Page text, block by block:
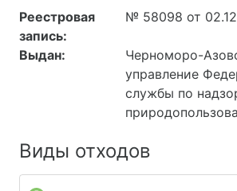
Реестровая
запись:
№ 58098 от
Выдан:
Черноморо-
управление
службы по
Виды отходов